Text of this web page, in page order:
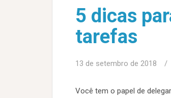
5 dicas
tarefas
13 de setembro de 2018
Você tem o papel de